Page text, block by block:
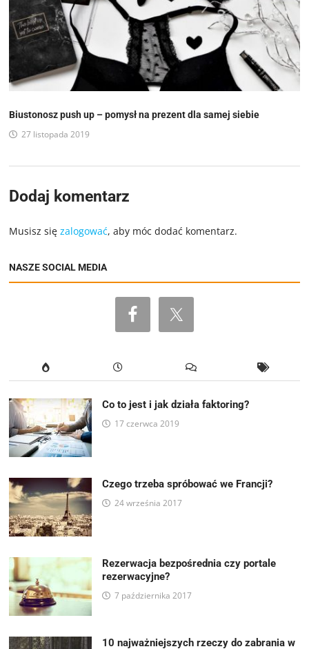
Biustonosz push up – pomysł na prezent dla samej siebie
27 listopada 2019
Dodaj komentarz
Musisz sięzalogować, aby móc dodać komentarz.
NASZE SOCIAL MEDIA
Co to jest i jak działa faktoring?
17 czerwca 2019
Czego trzeba spróbować we Francji?
24 września 2017
Rezerwacja bezpośrednia czy portale
rezerwacyjne?
7 października 2017
10 najważniejszych rzeczy do zabrania w